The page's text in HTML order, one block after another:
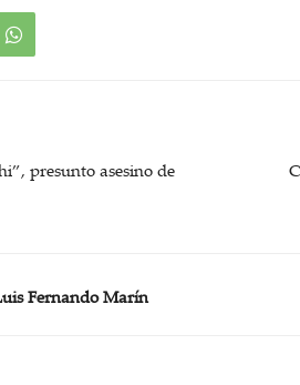
presunto asesino de
Fernando Marín